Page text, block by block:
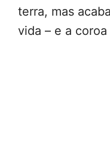
terra, mas
vida – e a